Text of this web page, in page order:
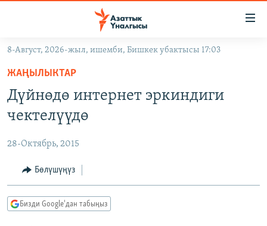
Навигацияга
өтүңүз
Издөөгө
салыңызКЫРГЫЗСТАН
ЭКОНОМИКА
МАДАНИЯТ
ДҮЙНӨ
БОРБОР АЗИЯ
АТАЙЫН ИЛИКТӨӨ
ТВ ПРОГРАММАЛАР
ЭКСПЕРТТЕР ТАЛДАЙТ
ӨЗГӨЧӨ ПИКИР
8-Август, 2026-жыл, ишемби, Бишкек убактысы 17:03
ЖАҢЫЛЫКТАР
Дүйнөдө интернет эркиндиги
чектелүүдө
28-Октябрь, 2015
Бөлүшүңүз
Бизди Google'дан табыңыз